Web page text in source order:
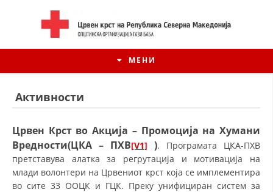
МЕНИ
Активности
Црвен Крст во Акција – Промоција на Хумани
Вредности(ЦКА – ПХВ[V1] ). Програмата ЦКА-ПХВ
претставува алатка за регрутација и мотивација на
млади волонтери на Црвениот крст која се имплементира
во сите 33 ООЦК и ГЦК. Преку унифициран систем за